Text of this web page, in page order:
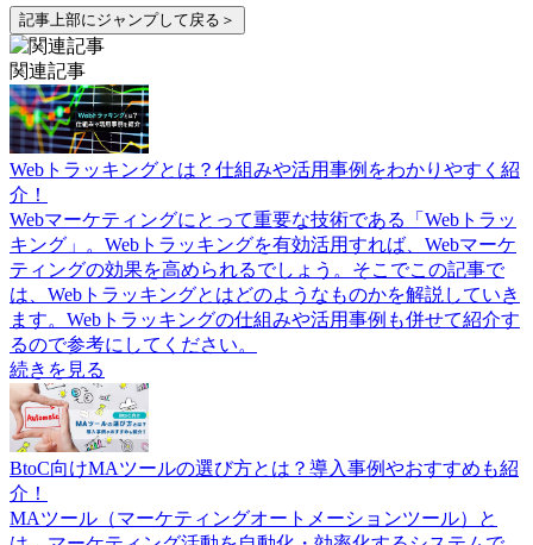
記事上部にジャンプして戻る＞
関連記事
Webトラッキングとは？仕組みや活用事例をわかりやすく紹
介！
Webマーケティングにとって重要な技術である「Webトラッ
キング」。Webトラッキングを有効活用すれば、Webマーケ
ティングの効果を高められるでしょう。そこでこの記事で
は、Webトラッキングとはどのようなものかを解説していき
ます。Webトラッキングの仕組みや活用事例も併せて紹介す
るので参考にしてください。
続きを見る
BtoC向けMAツールの選び方とは？導入事例やおすすめも紹
介！
MAツール（マーケティングオートメーションツール）と